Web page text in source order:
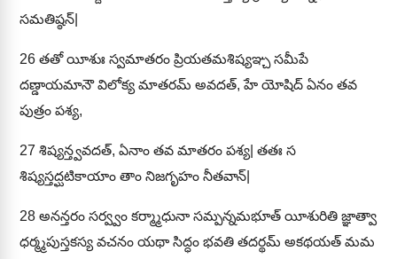
సమతిష్ఠన్|
26 తతో యీశుః స్వమాతరం ప్రియతమశిష్యఞ్చ సమీపే
దణ్డాయమానౌ విలోక్య మాతరమ్ అవదత్, హే యోషిద్ ఏనం తవ
పుత్రం పశ్య,
27 శిష్యన్త్వవదత్, ఏనాం తవ మాతరం పశ్య| తతః స
శిష్యస్తద్ఘటికాయాం తాం నిజగృహం నీతవాన్|
28 అనన్తరం సర్వ్వం కర్మ్మాధునా సమ్పన్నమభూత్ యీశురితి జ్ఞాత్వా
ధర్మ్మపుస్తకస్య వచనం యథా సిద్ధం భవతి తదర్థమ్ అకథయత్ మమ